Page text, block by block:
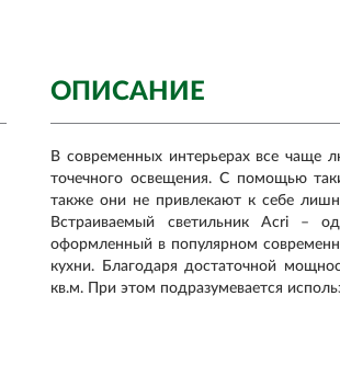
ОПИСАНИЕ
В современных интерьерах все чаще
точечного освещения. С помощью
также они не привлекают к себе
Встраиваемый светильник Acri –
оформленный в популярном
кухни. Благодаря достаточной
кв.м. При этом подразумевается